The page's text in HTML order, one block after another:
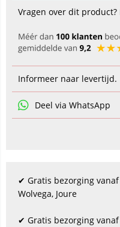
Vragen over dit product?
Informeer naar levertijd.
Deel via WhatsApp
✔ Gratis bezorging
Wolvega, Joure
✔ Gratis bezorging